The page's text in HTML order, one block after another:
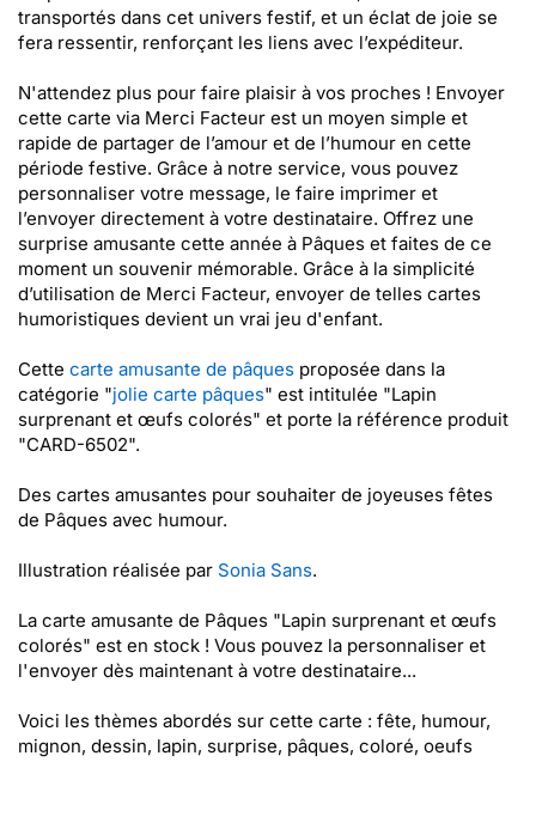
transportés dans cet univers festif, et un éclat de joie se
fera ressentir, renforçant les liens avec l’expéditeur.
N'attendez plus pour faire plaisir à vos proches ! Envoyer
cette carte via Merci Facteur est un moyen simple et
rapide de partager de l’amour et de l’humour en cette
période festive. Grâce à notre service, vous pouvez
personnaliser votre message, le faire imprimer et
l’envoyer directement à votre destinataire. Offrez une
surprise amusante cette année à Pâques et faites de ce
moment un souvenir mémorable. Grâce à la simplicité
d’utilisation de Merci Facteur, envoyer de telles cartes
humoristiques devient un vrai jeu d'enfant.
Cette carte amusante de pâques proposée dans la
catégorie "jolie carte pâques" est intitulée "Lapin
surprenant et œufs colorés" et porte la référence produit
"CARD-6502".
Des cartes amusantes pour souhaiter de joyeuses fêtes
de Pâques avec humour.
Illustration réalisée par Sonia Sans.
La carte amusante de Pâques "Lapin surprenant et œufs
colorés" est en stock ! Vous pouvez la personnaliser et
l'envoyer dès maintenant à votre destinataire...
Voici les thèmes abordés sur cette carte : fête, humour,
mignon, dessin, lapin, surprise, pâques, coloré, oeufs